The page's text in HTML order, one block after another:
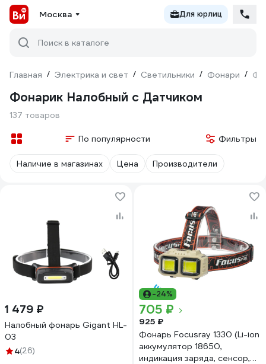
Москва Для юрлиц
Поиск в каталоге
Главная / Электрика и свет / Светильники / Фонари /
Фонарик Налобный с Датчиком
137 товаров
По популярности Фильтры
Наличие в магазинах Цена Производители
1 479 ₽
Налобный фонарь Gigant HL-
03
4(26)
-24%
705 ₽
925 ₽
Фонарь Focusray 1330 (Li-ion
аккумулятор 18650,
индикация заряда, сенсор,